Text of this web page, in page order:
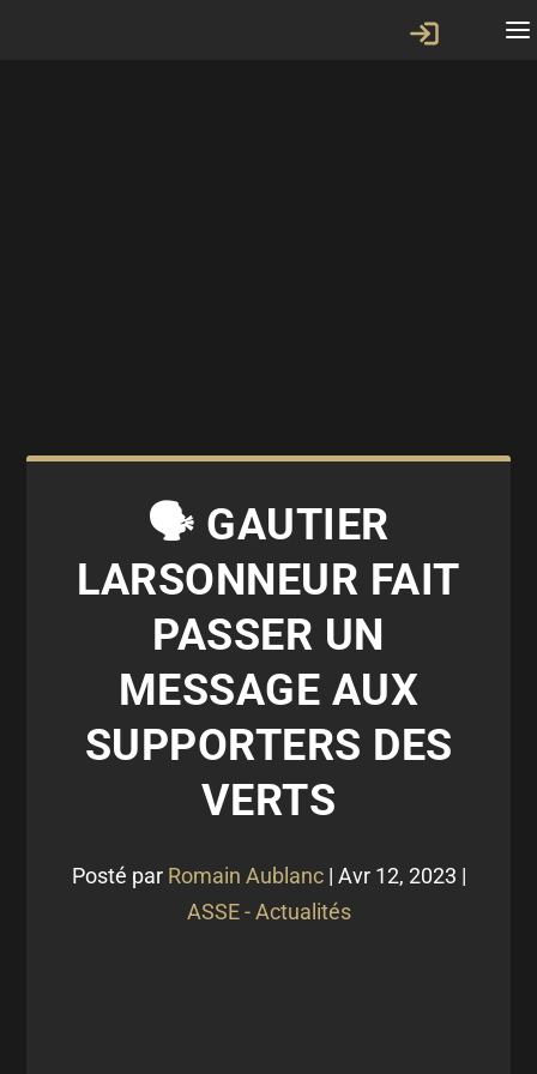
🗣 GAUTIER
LARSONNEUR FAIT
PASSER UN
MESSAGE AUX
SUPPORTERS DES
VERTS
Posté par Romain Aublanc| Avr 12, 2023 |
ASSE - Actualités